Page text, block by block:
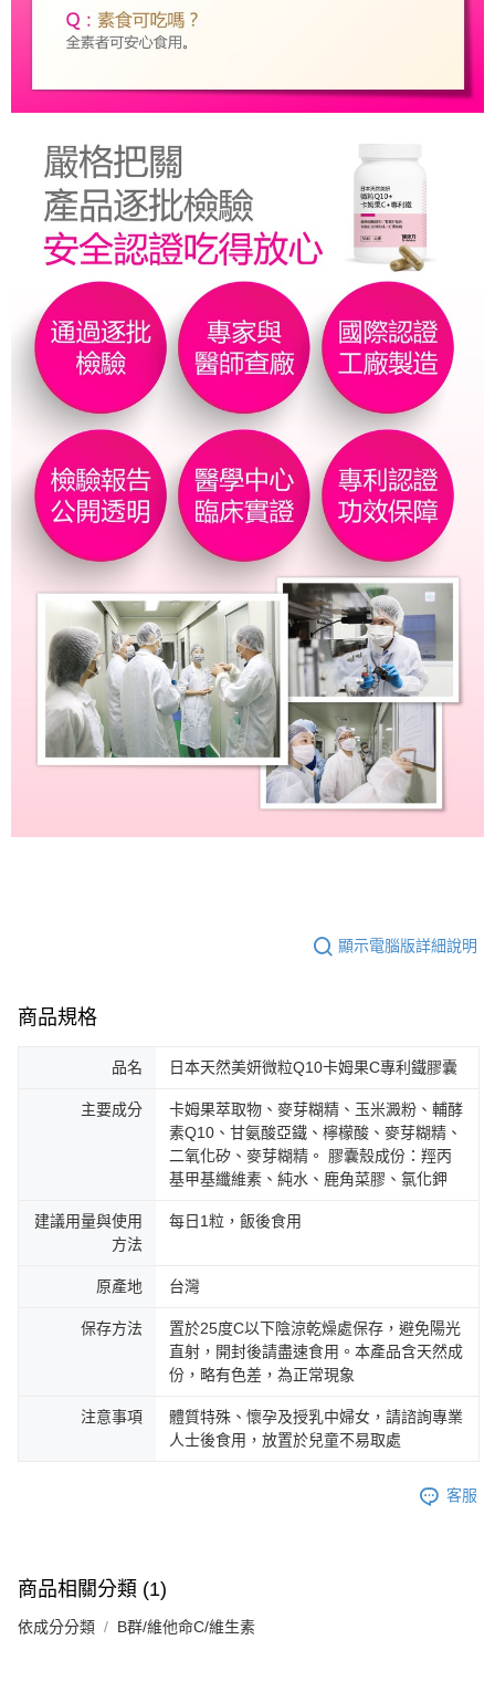
顯示電腦版詳細說明
商品規格
品名 日本天然美妍微粒Q10卡姆果C專利鐵膠囊
主要成分
卡姆果萃取物、麥芽糊精、玉米澱粉、輔酵
素Q10、甘氨酸亞鐵、檸檬酸、麥芽糊精、
二氧化矽、麥芽糊精。 膠囊殼成份：羥丙
基甲基纖維素、純水、鹿角菜膠、氯化鉀
建議用量與使用
方法
每日1粒，飯後食用
原產地 台灣
保存方法
置於25度C以下陰涼乾燥處保存，避免陽光
直射，開封後請盡速食用。本產品含天然成
份，略有色差，為正常現象
注意事項
體質特殊、懷孕及授乳中婦女，請諮詢專業
人士後食用，放置於兒童不易取處
客服
商品相關分類 (1)
依成分分類 B群/維他命C/維生素